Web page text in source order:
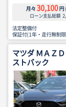
月々 30,100 円 (
ローン支払総額
法定整備付
保証付(1年・走行無制
マツダ ＭＡＺ
ストバック